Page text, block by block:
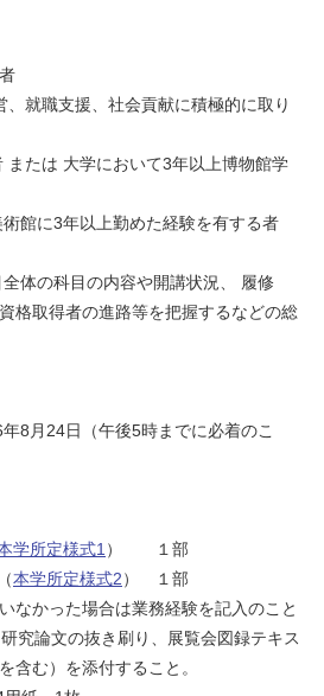
就職支援、社会貢献に積極的に取り
または 大学において3年以上博物館学
館に3年以上勤めた経験を有する者
体の科目の内容や開講状況、 履修
格取得者の進路等を把握するなどの総
8月24日（午後5時までに必着のこ
学所定様式1 ） １部
本学所定様式2） １部
かった場合は業務経験を記入のこと
究論文の抜き刷り、展覧会図録テキス
含む）を添付すること。